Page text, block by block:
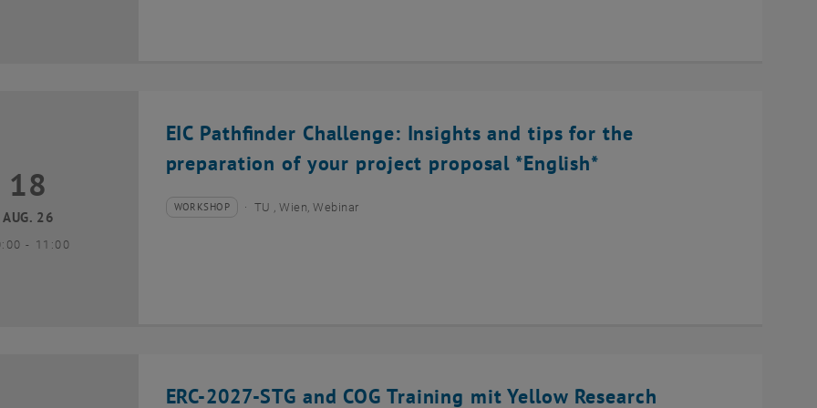
EIC Pathfinder Challenge: Insights and tips for the
preparation of your project proposal *English*
August 2026
18
AUG. 26
- bis
11:00
Veranstaltungstyp:
WORKSHOP
Veranstaltungsort:TU , Wien, Webinar
ERC-2027-STG and COG Training mit Yellow Research